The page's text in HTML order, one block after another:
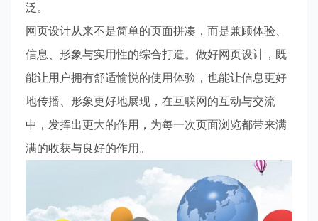
泛。
网页设计从来不是简单的页面拼凑，而是兼顾体验、
信息、形象与实用性的综合打造。做好网页设计，既
能让用户拥有舒适愉悦的使用体验，也能让信息更好
地传播、形象更好地展现，在互联网的互动与交流
中，发挥出更大的作用，为每一次页面浏览都带来满
满的收获与良好的作用。